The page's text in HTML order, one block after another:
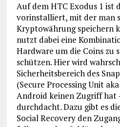
Auf dem HTC Exodus 1 ist
vorinstalliert, mit der man
Kryptowährung speichern
nutzt dabei eine
Hardware um die Coins zu
schützen. Hier wird
Sicherheitsbereich des
(Secure Processing Unit
Android keinen Zugriff hat
durchdacht. Dazu gibt es
Social Recovery den